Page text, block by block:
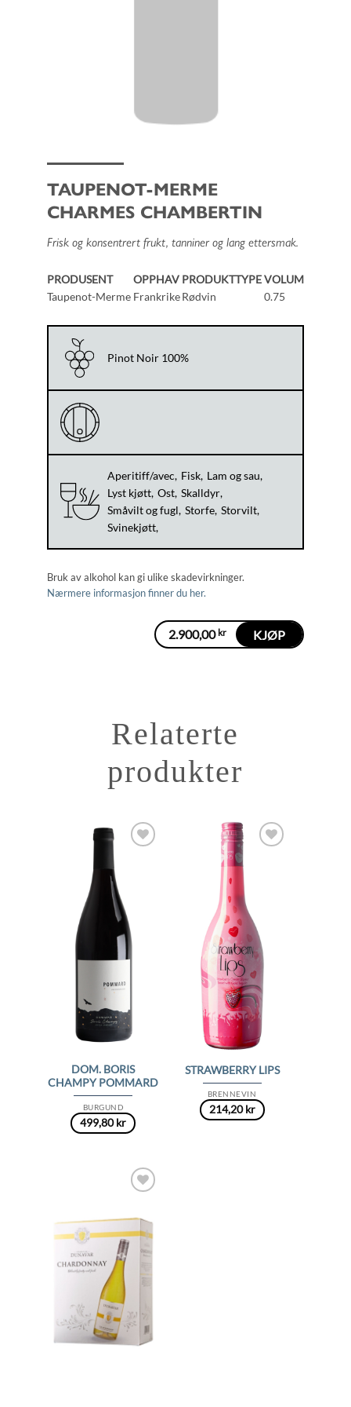
TAUPENOT-MERME
CHARMES CHAMBERTIN
Frisk og konsentrert frukt, tanniner og lang ettersmak.
PRODUSENT
Taupenot-Merme
OPPHAV
Frankrike
PRODUKTTYPE
Rødvin
VOLUM
0.75
Pinot Noir 100%
Aperitiff/avec Fisk Lam og sau
Lyst kjøtt Ost Skalldyr
Småvilt og fugl Storfe Storvilt
Svinekjøtt
Bruk av alkohol kan gi ulike skadevirkninger.
Nærmere informasjon finner du her.
2.900,00 kr KJØP
Relaterte
produkter
BURGUND
DOM. BORIS
CHAMPY POMMARD
499,80kr
BRENNEVIN
STRAWBERRY LIPS
214,20kr